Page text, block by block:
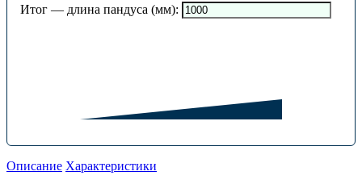
Итог — длина пандуса (мм):
Описание Характеристики